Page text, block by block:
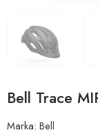
Bell Trace
Marka: Bell